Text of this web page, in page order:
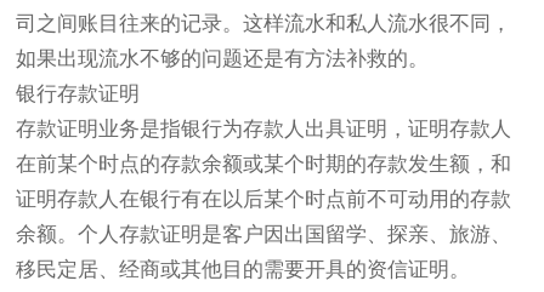
司之间账目往来的记录。这样流水和私人流水很不同，
如果出现流水不够的问题还是有方法补救的。
银行存款证明
存款证明业务是指银行为存款人出具证明，证明存款人
在前某个时点的存款余额或某个时期的存款发生额，和
证明存款人在银行有在以后某个时点前不可动用的存款
余额。个人存款证明是客户因出国留学、探亲、旅游、
移民定居、经商或其他目的需要开具的资信证明。